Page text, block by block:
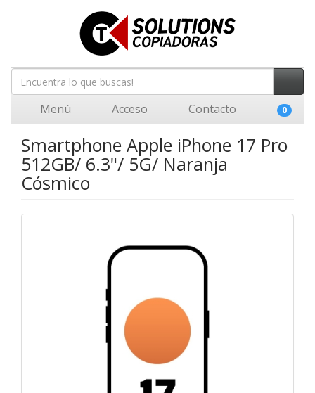
Menú Acceso Contacto 0
Smartphone Apple iPhone 17 Pro
512GB/ 6.3"/ 5G/ Naranja
Cósmico